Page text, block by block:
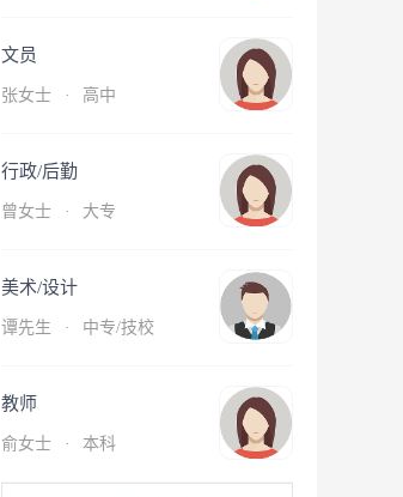
文员
张女士 · 高中
行政/后勤
曾女士 · 大专
美术/设计
谭先生 · 中专/技校
教师
俞女士 · 本科